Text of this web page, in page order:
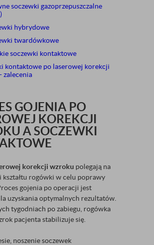
soczewki gazoprzepuszczalne
hybrydowe
twardówkowe
soczewki kontaktowe
kontaktowe po laserowej korekcji
zalecenia
GOJENIA PO
KOREKCJI
A SOCZEWKI
korekcji wzroku polegają na
kształtu rogówki w celu poprawy
gojenia po operacji jest
uzyskania optymalnych rezultatów.
tygodniach po zabiegu, rogówka
pacjenta stabilizuje się.
noszenie soczewek